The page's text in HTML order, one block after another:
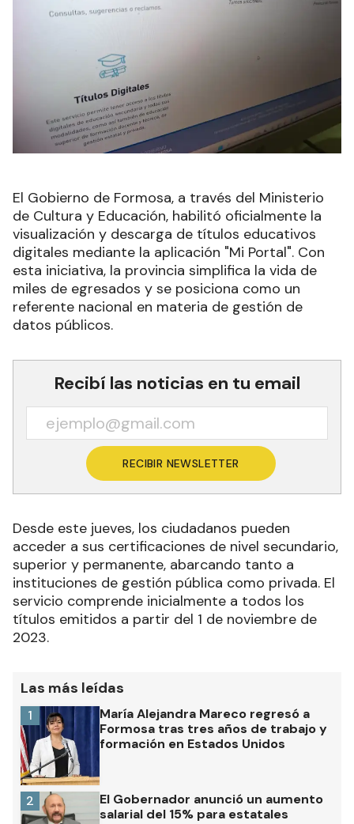
El Gobierno de Formosa, a través del Ministerio
de Cultura y Educación, habilitó oficialmente la
visualización y descarga de títulos educativos
digitales mediante la aplicación "Mi Portal". Con
esta iniciativa, la provincia simplifica la vida de
miles de egresados y se posiciona como un
referente nacional en materia de gestión de
datos públicos.
Recibí las noticias en tu email
RECIBIR NEWSLETTER
Desde este jueves, los ciudadanos pueden
acceder a sus certificaciones de nivel secundario,
superior y permanente, abarcando tanto a
instituciones de gestión pública como privada. El
servicio comprende inicialmente a todos los
títulos emitidos a partir del 1 de noviembre de
2023.
Las más leídas
María Alejandra Mareco regresó a
Formosa tras tres años de trabajo y
formación en Estados Unidos
1
El Gobernador anunció un aumento
salarial del 15% para estatales
2